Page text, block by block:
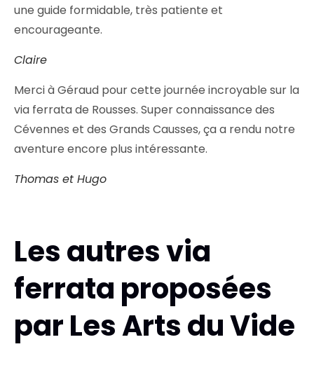
une guide formidable, très patiente et
encourageante.
Claire
Merci à Géraud pour cette journée incroyable sur la
via ferrata de Rousses. Super connaissance des
Cévennes et des Grands Causses, ça a rendu notre
aventure encore plus intéressante.
Thomas et Hugo
Les autres via
ferrata proposées
par Les Arts du Vide